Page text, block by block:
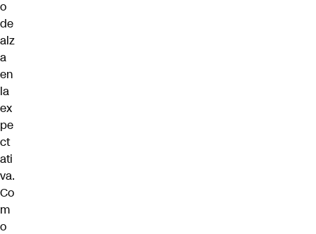
o
de
alz
a
en
la
ex
pe
ct
ati
va.
Co
m
o